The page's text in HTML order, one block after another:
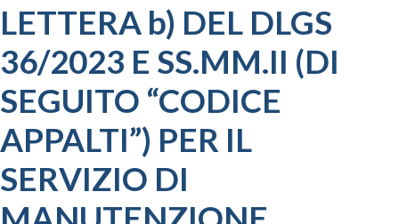
LETTERA b) DEL DLGS
36/2023 E SS.MM.II (DI
SEGUITO “CODICE
APPALTI”) PER IL
SERVIZIO DI